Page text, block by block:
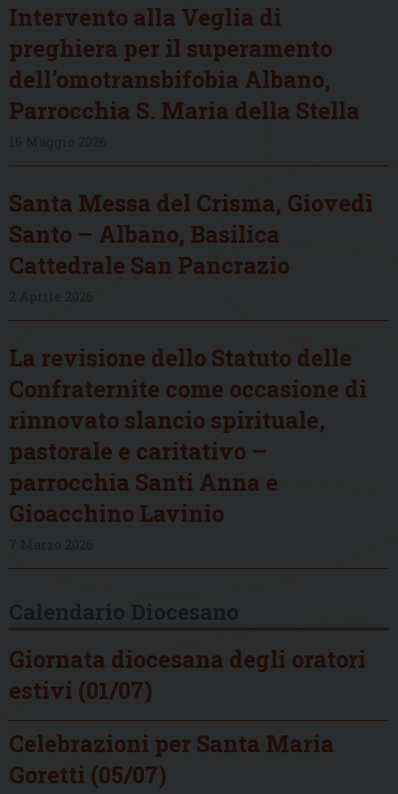
Intervento alla Veglia di
preghiera per il superamento
dell’omotransbifobia Albano,
Parrocchia S. Maria della Stella
Santa Messa del Crisma, Giovedì
Santo – Albano, Basilica
Cattedrale San Pancrazio
La revisione dello Statuto delle
Confraternite come occasione di
rinnovato slancio spirituale,
pastorale e caritativo –
parrocchia Santi Anna e
Gioacchino Lavinio
Giornata diocesana degli oratori
estivi (01/07)
Celebrazioni per Santa Maria
Goretti (05/07)